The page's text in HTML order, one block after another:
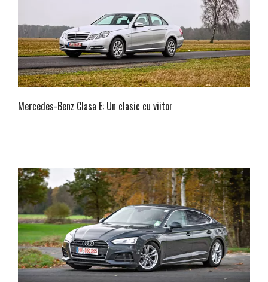
Mercedes-Benz Clasa E: Un clasic cu viitor